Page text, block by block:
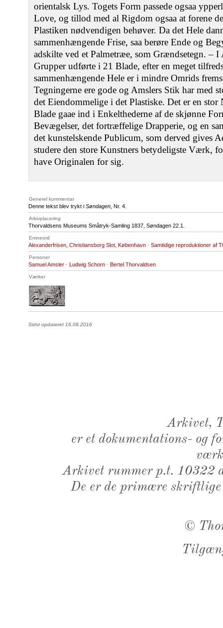
orientalsk Lys. Togets Form passede ogsaa
Love, og tillod med al Rigdom ogsaa at forene
Plastiken nødvendigen behøver. Da det Hele
sammenhængende Frise, saa berøre Ende og
adskilte ved et Palmetræe, som Grændsetegn. ‒
Grupper udførte i 21 Blade, efter en meget
sammenhængende Hele er i mindre Omrids
Tegningerne ere gode og Amslers Stik har med
det Eiendommelige i det Plastiske. Det er en stor
Blade gaae ind i Enkelthederne af de skjønne
Bevægelser, det fortræffelige Drapperie, og en
det kunstelskende Publicum, som derved gives
studere den store Kunstners betydeligste Værk,
have Originalen for sig.
Generel kommentar
Denne tekst blev trykt i Søndagen , Nr. 4.
Arkivplacering
Thorvaldsens Museums Småtryk-Samling 1837, Søndagen 22.1.
Emneord
Alexanderfrisen, Christiansborg Slot, København · Samtidige reproduktioner af
Personer
Samuel Amsler · Ludwig Schorn · Bertel Thorvaldsen
Værker
Sidst opdateret 16.08.2016
Arkivet,
er et dokumentations- og
Arkivet rummer p.t. 10322
De er de primære
©